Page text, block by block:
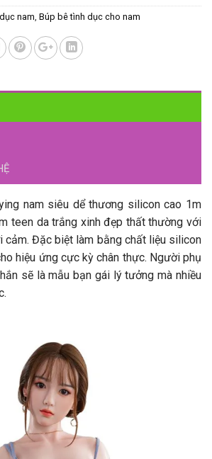
nam Búp bê tình dục cho nam
nam siêu dể thương silicon cao 1m
teen da trắng xinh đẹp thất thường với
cảm. Đặc biệt làm bằng chất liệu silicon
hiệu ứng cực kỳ chân thực. Người phụ
sẽ là mẫu bạn gái lý tưởng mà nhiều